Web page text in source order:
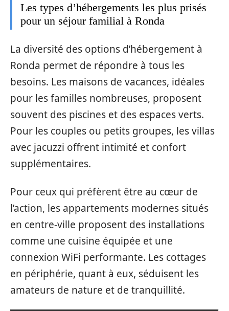
Les types d’hébergements les plus prisés
pour un séjour familial à Ronda
La diversité des options d’hébergement à
Ronda permet de répondre à tous les
besoins. Les maisons de vacances, idéales
pour les familles nombreuses, proposent
souvent des piscines et des espaces verts.
Pour les couples ou petits groupes, les villas
avec jacuzzi offrent intimité et confort
supplémentaires.
Pour ceux qui préfèrent être au cœur de
l’action, les appartements modernes situés
en centre-ville proposent des installations
comme une cuisine équipée et une
connexion WiFi performante. Les cottages
en périphérie, quant à eux, séduisent les
amateurs de nature et de tranquillité.